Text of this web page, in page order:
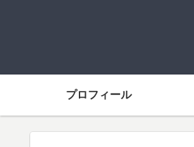
プロフィール